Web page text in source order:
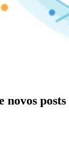
novos posts